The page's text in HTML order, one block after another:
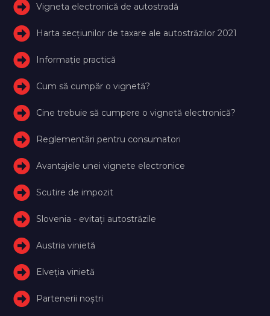
Vigneta electronică de autostradă
Harta secțiunilor de taxare ale autostrăzilor 2021
Informație practică
Cum să cumpăr o vignetă?
Cine trebuie să cumpere o vignetă electronică?
Reglementări pentru consumatori
Avantajele unei vignete electronice
Scutire de impozit
Slovenia - evitați autostrăzile
Austria vinietă
Elveţia vinietă
Partenerii noștri